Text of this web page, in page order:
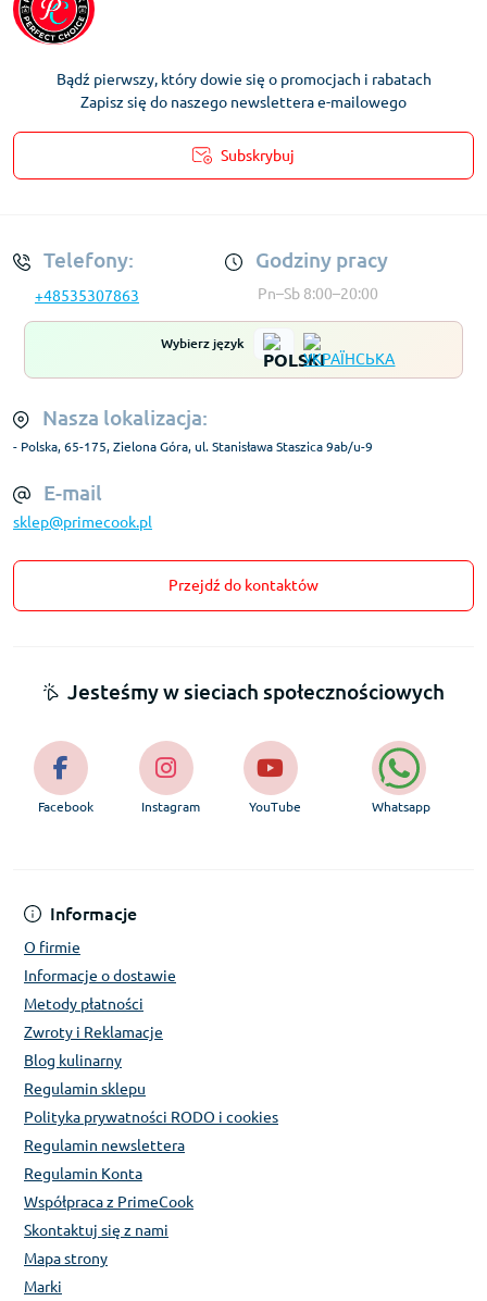
Bądź pierwszy, który dowie się o promocjach i rabatach
Zapisz się do naszego newslettera e-mailowego
Subskrybuj
Telefony:
+48535307863
Godziny pracy
Pn–Sb 8:00–20:00
Wybierz język
Nasza lokalizacja:
- Polska, 65-175, Zielona Góra, ul. Stanisława Staszica 9ab/u-9
E-mail
sklep@primecook.pl
Przejdź do kontaktów
Informacje
O firmie
Informacje o dostawie
Metody płatności
Zwroty i Reklamacje
Blog kulinarny
Regulamin sklepu
Polityka prywatności RODO i cookies
Regulamin newslettera
Regulamin Konta
Współpraca z PrimeCook
Skontaktuj się z nami
Mapa strony
Marki
Jesteśmy w sieciach społecznościowych
Facebook Instagram YouTube Whatsapp